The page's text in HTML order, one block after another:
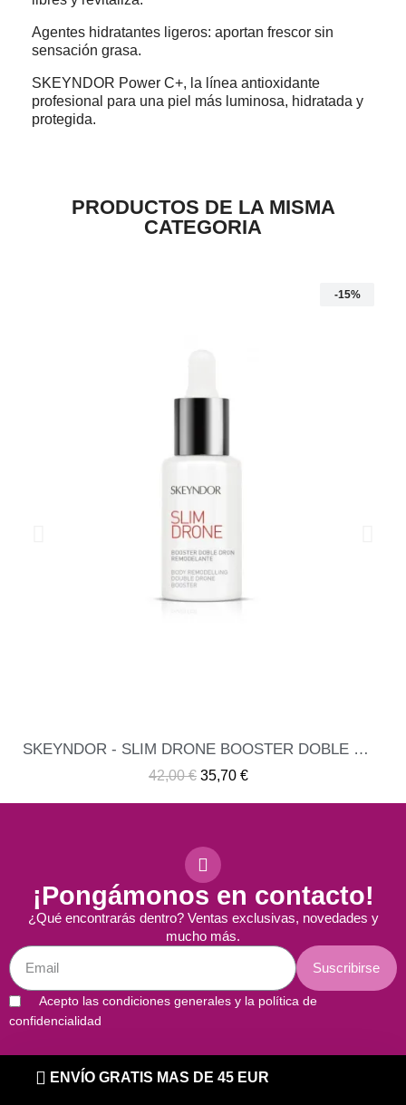
Agentes hidratantes ligeros: aportan frescor sin
sensación grasa.
SKEYNDOR Power C+, la línea antioxidante
profesional para una piel más luminosa, hidratada y
protegida.
PRODUCTOS DE LA MISMA
CATEGORIA
ME INTERESA
-15%
SKEYNDOR - SLIM DRONE BOOSTER DOBLE DRON REMODELANTE
42,00 € 35,70 €
¡Pongámonos en contacto!
¿Qué encontrarás dentro? Ventas exclusivas, novedades y
mucho más.
Suscribirse
Acepto las condiciones generales y la política de
confidencialidad
ENVÍO GRATIS MAS DE 45 EUR